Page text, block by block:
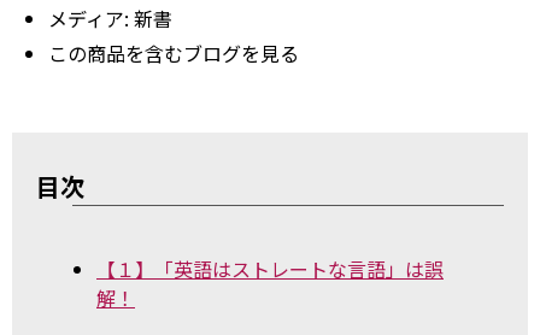
メディア: 新書
この商品を含むブログを見る
目次
【１】「英語はストレートな言語」は誤
解！